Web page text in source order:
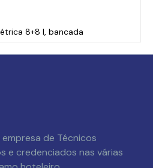
8+8 l, bancada
de Técnicos
e credenciados nas várias